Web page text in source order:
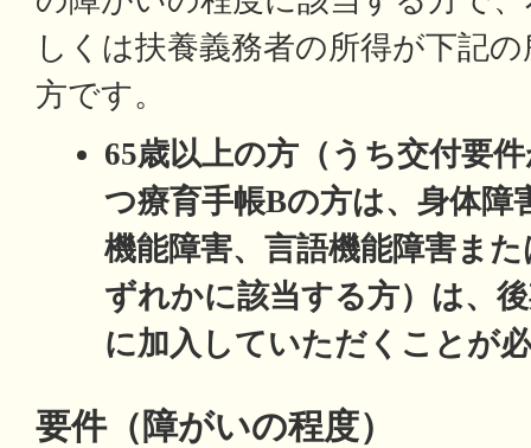
しくは扶養義務者の所得が下記
方です。
65歳以上の方（うち交付要
つ療育手帳Bの方は、身体障
機能障害、言語機能障害ま
ずれかに該当する方）は、
に加入していただくことが
要件（障がいの程度）